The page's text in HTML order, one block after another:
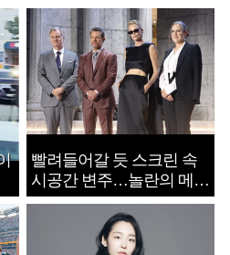
빨려들어갈 듯 스크린 속
시공간 변주…놀란의 메시
지는 ‘전쟁 속죄’